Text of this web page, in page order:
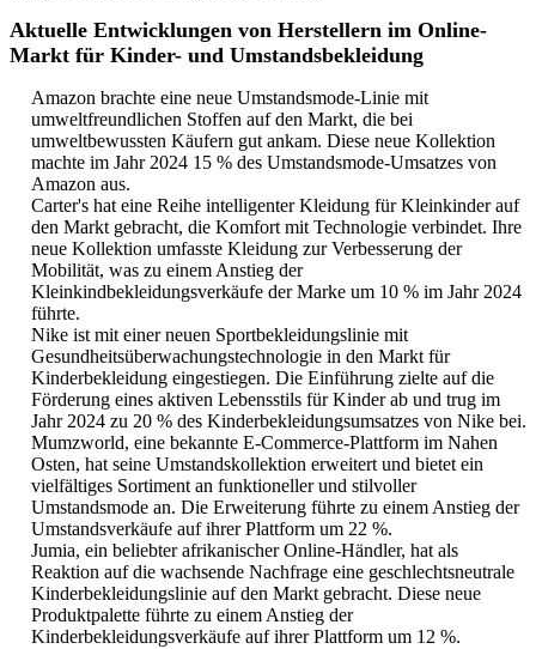
Aktuelle Entwicklungen von Herstellern im Online-
Markt für Kinder- und Umstandsbekleidung
Amazon brachte eine neue Umstandsmode-Linie mit
umweltfreundlichen Stoffen auf den Markt, die bei
umweltbewussten Käufern gut ankam. Diese neue Kollektion
machte im Jahr 2024 15 % des Umstandsmode-Umsatzes von
Amazon aus.
Carter's hat eine Reihe intelligenter Kleidung für Kleinkinder auf
den Markt gebracht, die Komfort mit Technologie verbindet. Ihre
neue Kollektion umfasste Kleidung zur Verbesserung der
Mobilität, was zu einem Anstieg der
Kleinkindbekleidungsverkäufe der Marke um 10 % im Jahr 2024
führte.
Nike ist mit einer neuen Sportbekleidungslinie mit
Gesundheitsüberwachungstechnologie in den Markt für
Kinderbekleidung eingestiegen. Die Einführung zielte auf die
Förderung eines aktiven Lebensstils für Kinder ab und trug im
Jahr 2024 zu 20 % des Kinderbekleidungsumsatzes von Nike bei.
Mumzworld, eine bekannte E-Commerce-Plattform im Nahen
Osten, hat seine Umstandskollektion erweitert und bietet ein
vielfältiges Sortiment an funktioneller und stilvoller
Umstandsmode an. Die Erweiterung führte zu einem Anstieg der
Umstandsverkäufe auf ihrer Plattform um 22 %.
Jumia, ein beliebter afrikanischer Online-Händler, hat als
Reaktion auf die wachsende Nachfrage eine geschlechtsneutrale
Kinderbekleidungslinie auf den Markt gebracht. Diese neue
Produktpalette führte zu einem Anstieg der
Kinderbekleidungsverkäufe auf ihrer Plattform um 12 %.